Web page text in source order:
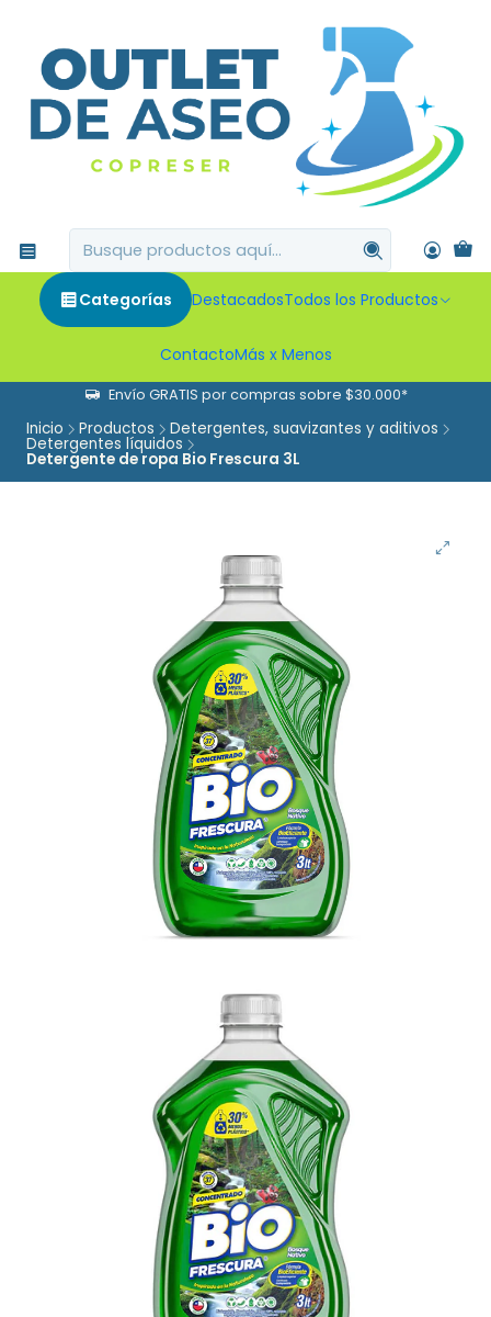
Categorías DestacadosTodos los Productos
ContactoMás x Menos
Envío GRATIS por compras sobre $30.000*
Inicio Productos Detergentes, suavizantes y aditivos
Detergentes líquidos
Detergente de ropa Bio Frescura 3L